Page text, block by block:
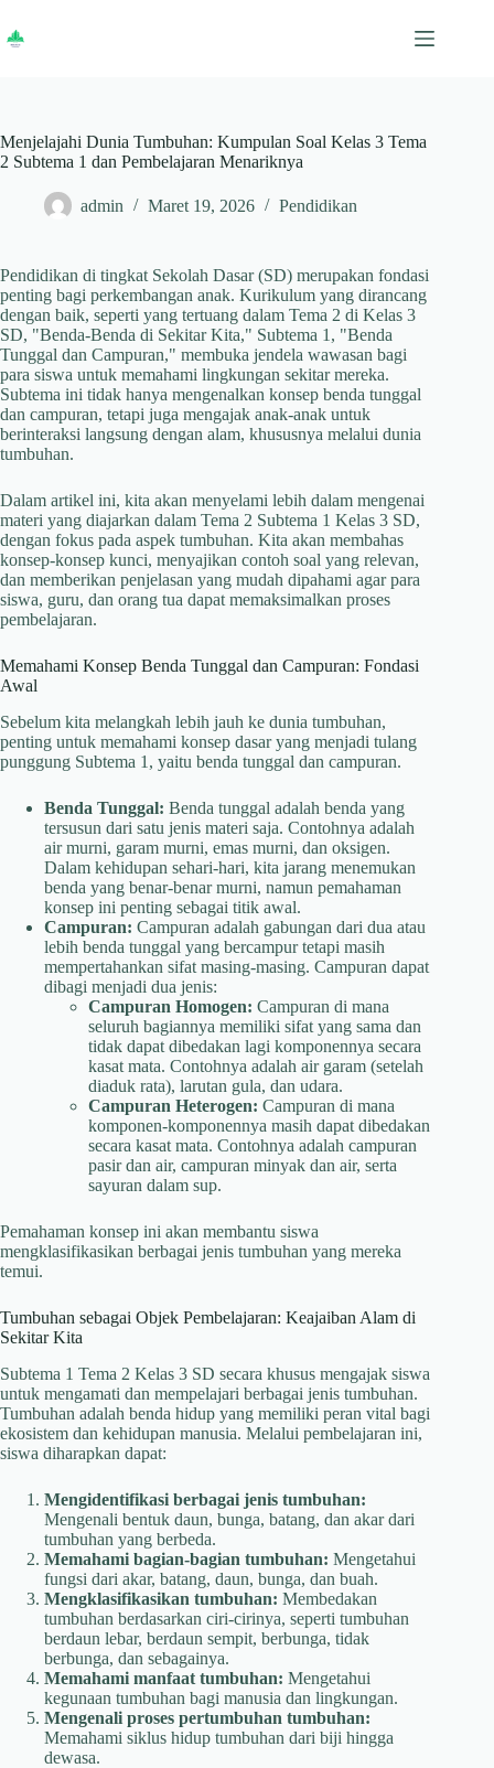
content
Menjelajahi Dunia Tumbuhan: Kumpulan Soal Kelas 3 Tema
2 Subtema 1 dan Pembelajaran Menariknya
admin Maret 19, 2026 Pendidikan
Pendidikan di tingkat Sekolah Dasar (SD) merupakan fondasi
penting bagi perkembangan anak. Kurikulum yang dirancang
dengan baik, seperti yang tertuang dalam Tema 2 di Kelas 3
SD, "Benda-Benda di Sekitar Kita," Subtema 1, "Benda
Tunggal dan Campuran," membuka jendela wawasan bagi
para siswa untuk memahami lingkungan sekitar mereka.
Subtema ini tidak hanya mengenalkan konsep benda tunggal
dan campuran, tetapi juga mengajak anak-anak untuk
berinteraksi langsung dengan alam, khususnya melalui dunia
tumbuhan.
Dalam artikel ini, kita akan menyelami lebih dalam mengenai
materi yang diajarkan dalam Tema 2 Subtema 1 Kelas 3 SD,
dengan fokus pada aspek tumbuhan. Kita akan membahas
konsep-konsep kunci, menyajikan contoh soal yang relevan,
dan memberikan penjelasan yang mudah dipahami agar para
siswa, guru, dan orang tua dapat memaksimalkan proses
pembelajaran.
Memahami Konsep Benda Tunggal dan Campuran: Fondasi
Awal
Sebelum kita melangkah lebih jauh ke dunia tumbuhan,
penting untuk memahami konsep dasar yang menjadi tulang
punggung Subtema 1, yaitu benda tunggal dan campuran.
Benda Tunggal: Benda tunggal adalah benda yang
tersusun dari satu jenis materi saja. Contohnya adalah
air murni, garam murni, emas murni, dan oksigen.
Dalam kehidupan sehari-hari, kita jarang menemukan
benda yang benar-benar murni, namun pemahaman
konsep ini penting sebagai titik awal.
Campuran: Campuran adalah gabungan dari dua atau
lebih benda tunggal yang bercampur tetapi masih
mempertahankan sifat masing-masing. Campuran dapat
dibagi menjadi dua jenis:
Campuran Homogen: Campuran di mana
seluruh bagiannya memiliki sifat yang sama dan
tidak dapat dibedakan lagi komponennya secara
kasat mata. Contohnya adalah air garam (setelah
diaduk rata), larutan gula, dan udara.
Campuran Heterogen: Campuran di mana
komponen-komponennya masih dapat dibedakan
secara kasat mata. Contohnya adalah campuran
pasir dan air, campuran minyak dan air, serta
sayuran dalam sup.
Pemahaman konsep ini akan membantu siswa
mengklasifikasikan berbagai jenis tumbuhan yang mereka
temui.
Tumbuhan sebagai Objek Pembelajaran: Keajaiban Alam di
Sekitar Kita
Subtema 1 Tema 2 Kelas 3 SD secara khusus mengajak siswa
untuk mengamati dan mempelajari berbagai jenis tumbuhan.
Tumbuhan adalah benda hidup yang memiliki peran vital bagi
ekosistem dan kehidupan manusia. Melalui pembelajaran ini,
siswa diharapkan dapat:
Mengidentifikasi berbagai jenis tumbuhan:
Mengenali bentuk daun, bunga, batang, dan akar dari
tumbuhan yang berbeda.
Memahami bagian-bagian tumbuhan: Mengetahui
fungsi dari akar, batang, daun, bunga, dan buah.
Mengklasifikasikan tumbuhan: Membedakan
tumbuhan berdasarkan ciri-cirinya, seperti tumbuhan
berdaun lebar, berdaun sempit, berbunga, tidak
berbunga, dan sebagainya.
Memahami manfaat tumbuhan: Mengetahui
kegunaan tumbuhan bagi manusia dan lingkungan.
Mengenali proses pertumbuhan tumbuhan:
Memahami siklus hidup tumbuhan dari biji hingga
dewasa.